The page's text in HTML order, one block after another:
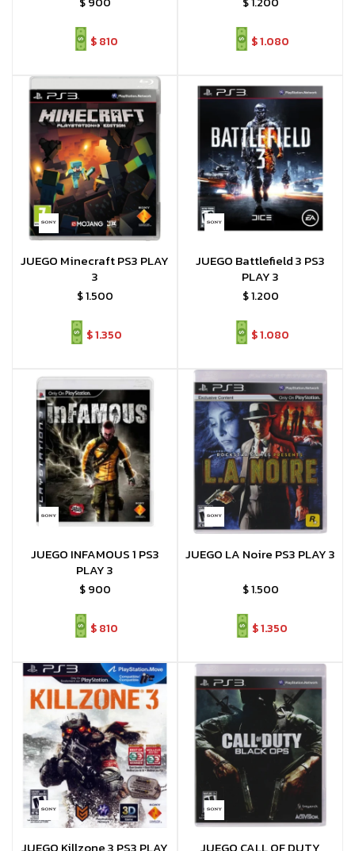
$810 $1.080
JUEGO Minecraft PS3 PLAY
3
$1.500
$1.350
JUEGO Battlefield 3 PS3
PLAY 3
$1.200
$1.080
JUEGO INFAMOUS 1 PS3
PLAY 3
$ 900
$810
JUEGO LA Noire PS3 PLAY 3
$1.500
$1.350